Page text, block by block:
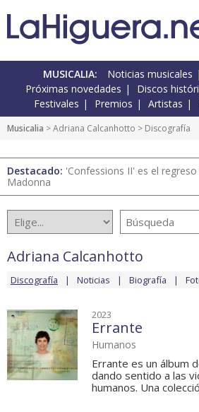
MUSICALIA: Noticias musicales
Próximas novedades
Discos
Festivales
Premios Artistas
Musicalia >Adriana Calcanhotto > Discografía
Destacado: 'Confessions II' es el
Madonna
Adriana Calcanhotto
Discografía Noticias Biografía
2023
Errante
Humanos
Errante es un álbum
dando sentido a las
humanos. Una